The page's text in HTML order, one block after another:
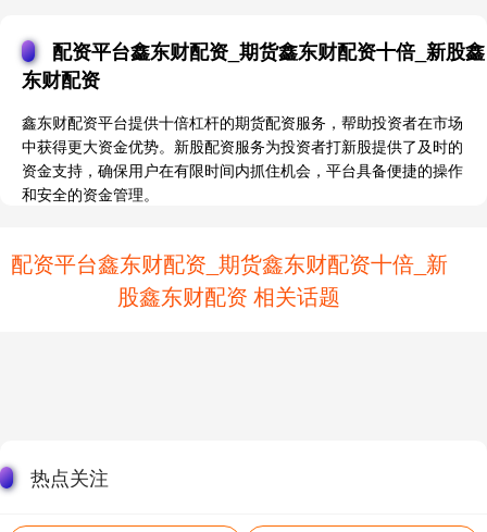
配资平台鑫东财配资_期货鑫东财配资十倍_新股鑫
东财配资
鑫东财配资平台提供十倍杠杆的期货配资服务，帮助投资者在市场
中获得更大资金优势。新股配资服务为投资者打新股提供了及时的
资金支持，确保用户在有限时间内抓住机会，平台具备便捷的操作
和安全的资金管理。
配资平台鑫东财配资_期货鑫东财配资十倍_新
股鑫东财配资 相关话题
热点关注